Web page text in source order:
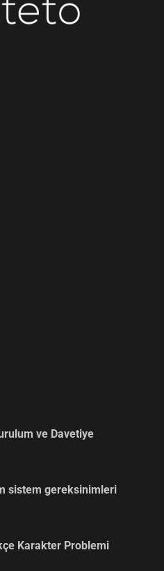
ve Davetiye
sistem gereksinimleri
Karakter Problemi